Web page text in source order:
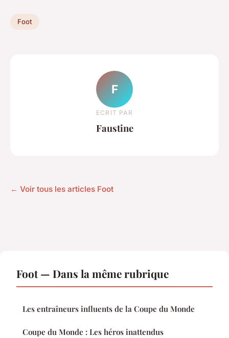
Foot
F
ECRIT PAR
Faustine
← Voir tous les articles Foot
Foot — Dans la même rubrique
Les entraîneurs influents de la Coupe du Monde
Coupe du Monde : Les héros inattendus